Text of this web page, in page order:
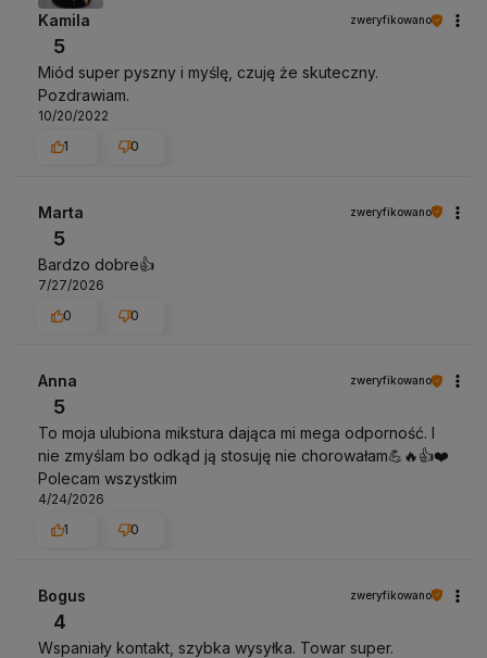
Kamila zweryfikowano
5
Miód super pyszny i myślę, czuję że skuteczny.
Pozdrawiam.
10/20/2022
1
0
Marta zweryfikowano
5
Bardzo dobre👍️
7/27/2026
0
0
Anna zweryfikowano
5
To moja ulubiona mikstura dająca mi mega odporność. I
nie zmyślam bo odkąd ją stosuję nie chorowałam💪🔥👍️❤️
Polecam wszystkim
4/24/2026
1
0
Bogus zweryfikowano
4
Wspaniały kontakt, szybka wysyłka. Towar super.